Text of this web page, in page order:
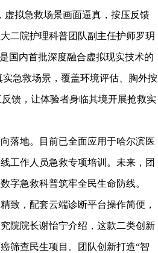
虚拟急救场景画面逼真，按压反馈
二院护理科普团队副主任护师罗玥
国内首批深度融合虚拟现实技术的
急救场景，覆盖环境评估、胸外按
馈，让体验者身临其境开展抢救实
落地。目前已全面应用于哈尔滨医
工作人员急救专项培训。未来，团
字急救科普筑牢全民生命防线。
致，配套云端诊断平台操作简便，
院院长谢怡宁介绍，这款二类创新
筛查民生项目。团队创新打造“智